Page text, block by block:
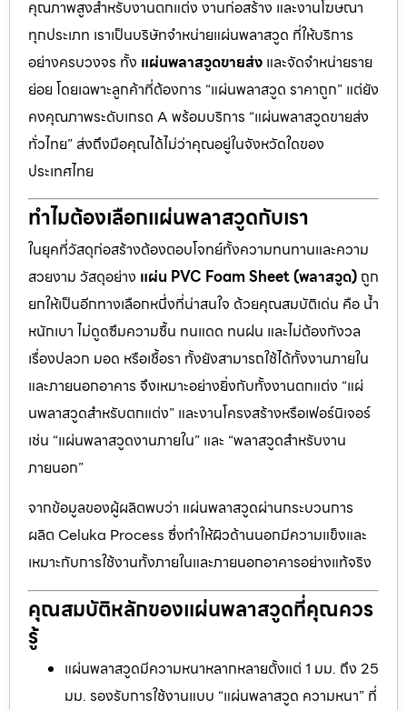
คุณภาพสูงสำหรับงานตกแต่ง งานก่อสร้าง และงานโฆษณา
ทุกประเภท เราเป็นบริษัทจำหน่ายแผ่นพลาสวูด ที่ให้บริการ
อย่างครบวงจร ทั้ง แผ่นพลาสวูดขายส่ง และจัดจำหน่ายราย
ย่อย โดยเฉพาะลูกค้าที่ต้องการ “แผ่นพลาสวูด ราคาถูก” แต่ยัง
คงคุณภาพระดับเกรด A พร้อมบริการ “แผ่นพลาสวูดขายส่ง
ทั่วไทย” ส่งถึงมือคุณได้ไม่ว่าคุณอยู่ในจังหวัดใดของ
ประเทศไทย
ทำไมต้องเลือกแผ่นพลาสวูดกับเรา
ในยุคที่วัสดุก่อสร้างต้องตอบโจทย์ทั้งความทนทานและความ
สวยงาม วัสดุอย่าง แผ่น PVC Foam Sheet (พลาสวูด) ถูก
ยกให้เป็นอีกทางเลือกหนึ่งที่น่าสนใจ ด้วยคุณสมบัติเด่น คือ น้ำ
หนักเบา ไม่ดูดซึมความชื้น ทนแดด ทนฝน และไม่ต้องกังวล
เรื่องปลวก มอด หรือเชื้อรา ทั้งยังสามารถใช้ได้ทั้งงานภายใน
และภายนอกอาคาร จึงเหมาะอย่างยิ่งกับทั้งงานตกแต่ง “แผ่
นพลาสวูดสำหรับตกแต่ง” และงานโครงสร้างหรือเฟอร์นิเจอร์
เช่น “แผ่นพลาสวูดงานภายใน” และ “พลาสวูดสำหรับงาน
ภายนอก”
จากข้อมูลของผู้ผลิตพบว่า แผ่นพลาสวูดผ่านกระบวนการ
ผลิต Celuka Process ซึ่งทำให้ผิวด้านนอกมีความแข็งและ
เหมาะกับการใช้งานทั้งภายในและภายนอกอาคารอย่างแท้จริง
คุณสมบัติหลักของแผ่นพลาสวูดที่คุณควร
รู้
แผ่นพลาสวูดมีความหนาหลากหลายตั้งแต่ 1 มม. ถึง 25
มม. รองรับการใช้งานแบบ “แผ่นพลาสวูด ความหนา” ที่